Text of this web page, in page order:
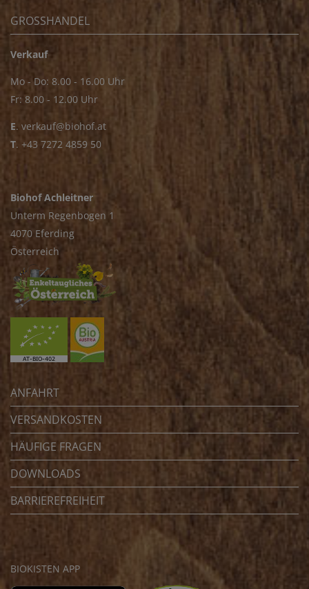
GROSSHANDEL
Verkauf
Mo - Do: 8.00 - 16.00 Uhr
Fr: 8.00 - 12.00 Uhr
E. verkauf@biohof.at
T. +43 7272 4859 50
Biohof Achleitner
Unterm Regenbogen 1
4070 Eferding
Österreich
ANFAHRT
VERSANDKOSTEN
HÄUFIGE FRAGEN
DOWNLOADS
BARRIEREFREIHEIT
BIOKISTEN APP